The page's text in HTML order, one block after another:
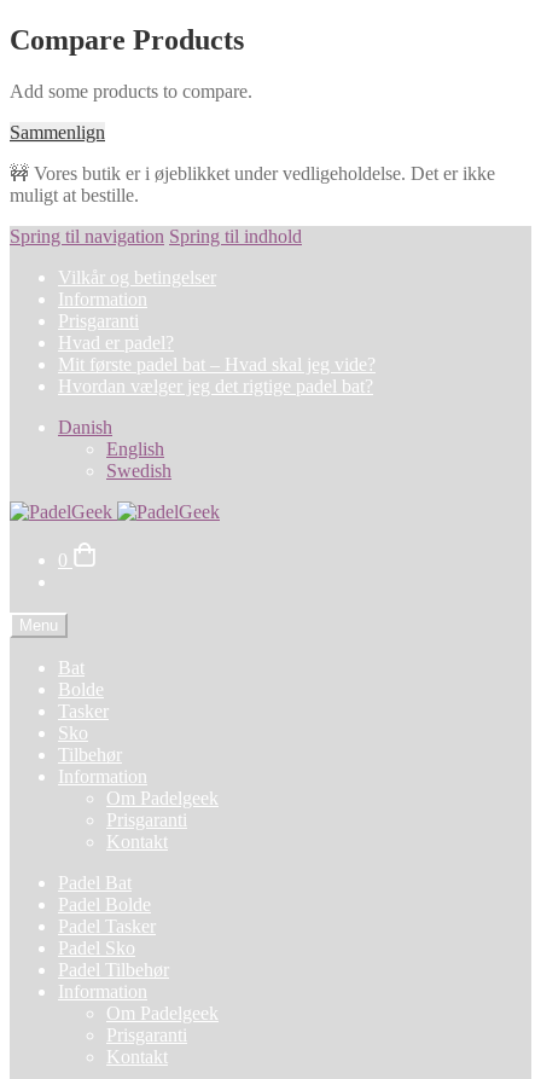
Compare Products
Add some products to compare.
Sammenlign
🚧 Vores butik er i øjeblikket under vedligeholdelse. Det er ikke
muligt at bestille.
Spring til navigation Spring til indhold
Vilkår og betingelser
Information
Prisgaranti
Hvad er padel?
Mit første padel bat – Hvad skal jeg vide?
Hvordan vælger jeg det rigtige padel bat?
Danish
English
Swedish
0
Menu
Bat
Bolde
Tasker
Sko
Tilbehør
Information
Om Padelgeek
Prisgaranti
Kontakt
Padel Bat
Padel Bolde
Padel Tasker
Padel Sko
Padel Tilbehør
Information
Om Padelgeek
Prisgaranti
Kontakt